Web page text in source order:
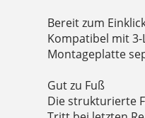
Bereit zum
Kompatibel mit 3-
Montageplatte
Gut zu Fuß
Die strukturierte